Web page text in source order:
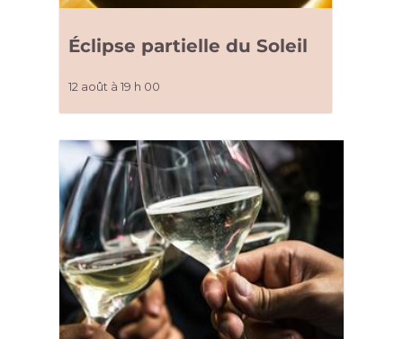
Éclipse partielle du Soleil
12 août à 19 h 00